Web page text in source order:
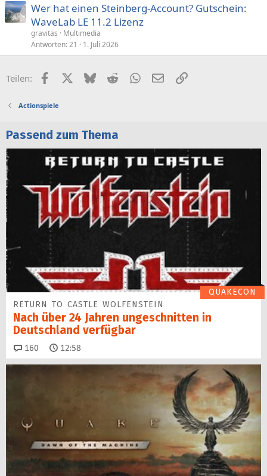
Wer hat einen Steinberg-Account? Gutschein:
WaveLab LE 11.2 Lizenz
gravitas
Multimedia
Antworten 21 1. Juli 2026
Teilen: FacebookX (Twitter)
BlueskyRedditWhatsApp
E-MailLink
Actionspiele
Passend zum Thema
QUAKECON
RETURN TO CASTLE WOLFENSTEIN
Nach über 24 Jahren ungeschnitten in
Deutschland verfügbar
160 Kommentare
12:58